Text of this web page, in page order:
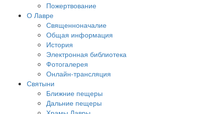
Пожертвование
О Лавре
Священноначалие
Общая информация
История
Электронная библиотека
Фотогалерея
Онлайн-трансляция
Святыни
Ближние пещеры
Дальние пещеры